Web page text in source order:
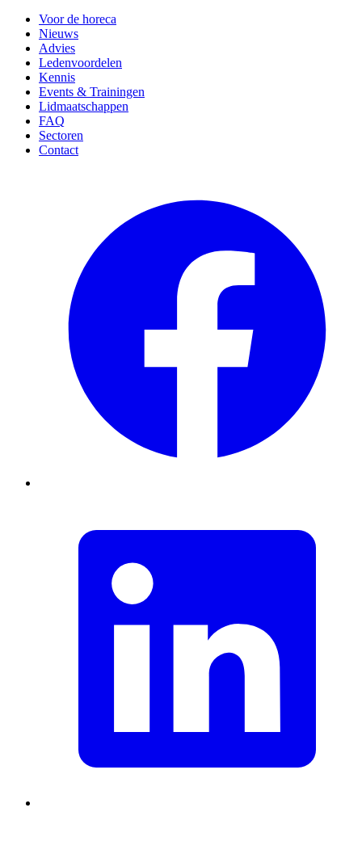
Voor de horeca
Nieuws
Advies
Ledenvoordelen
Kennis
Events & Trainingen
Lidmaatschappen
FAQ
Sectoren
Contact